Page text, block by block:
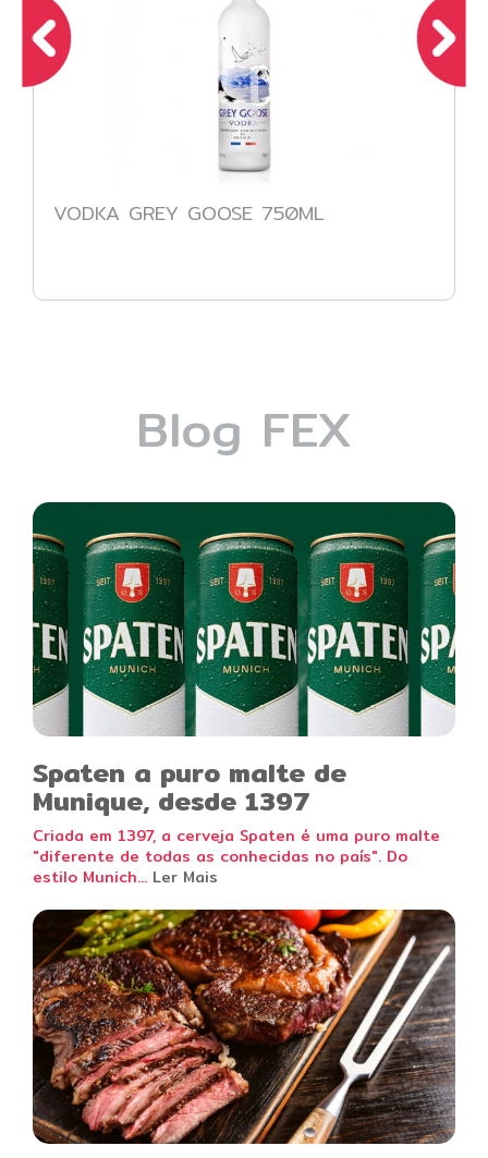
VODKA GREY GOOSE 750ML
Blog FEX
Spaten a puro malte de
Munique, desde 1397
Criada em 1397, a cerveja Spaten é uma puro malte
"diferente de todas as conhecidas no país". Do
estilo Munich... Ler Mais